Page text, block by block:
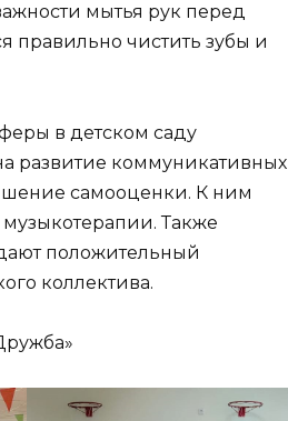
мытья рук перед
правильно чистить зубы и
в детском саду
развитие коммуникативных
самооценки. К ним
музыкотерапии. Также
положительный
коллектива.